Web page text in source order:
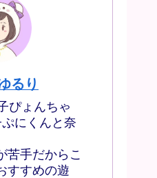
るり
ぴょんちゃ
にくんと奈
苦手だからこ
すすめの遊